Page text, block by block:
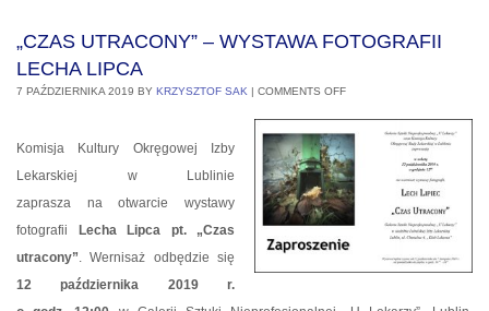
„CZAS UTRACONY” – WYSTAWA FOTOGRAFII
LECHA LIPCA
7 PAŹDZIERNIKA 2019 BY KRZYSZTOF SAK | COMMENTS OFF
Komisja Kultury Okręgowej Izby
Lekarskiej w Lublinie
zaprasza na otwarcie wystawy
fotografii
Lecha Lipca pt. „Czas
utracony”. Wernisaż odbędzie się
12 października 2019 r.